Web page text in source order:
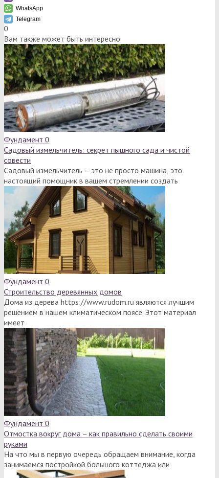
WhatsApp
Telegram
0
Вам также может быть интересно
Фундамент 0
Садовый измельчитель: секрет пышного сада и чистой
совести
Садовый измельчитель – это не просто машина, это
настоящий помощник в вашем стремлении создать
Фундамент 0
Строительство деревянных домов
Дома из дерева https://www.rudom.ru являются лучшим
решением в нашем климатическом поясе. Этот материал
имеет
Фундамент 0
Отмостка вокруг дома – как правильно сделать своими
руками
На что мы в первую очередь обращаем внимание, когда
занимаемся постройкой большого коттеджа или